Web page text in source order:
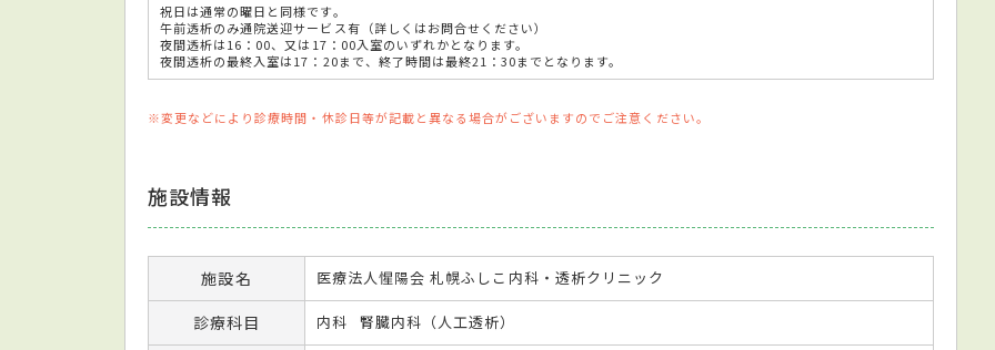
祝日は通常の曜日と同様です。
午前透析のみ通院送迎サービス有（詳しくはお問合せください）
夜間透析は16：00、又は17：00入室のいずれかとなります。
夜間透析の最終入室は17：20まで、終了時間は最終21：30までとなります。
※変更などにより診療時間・休診日等が記載と異なる場合がございますのでご注意ください。
施設情報
施設名 医療法人惺陽会 札幌ふしこ内科・透析クリニック
診療科目 内科 腎臓内科（人工透析）